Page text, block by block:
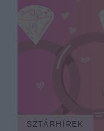
SZTÁRHÍREK